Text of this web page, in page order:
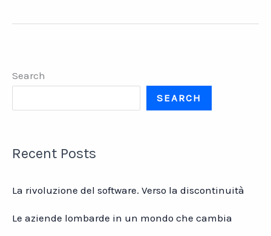
Genova
1972
Search
SEARCH
Recent Posts
La rivoluzione del software. Verso la discontinuità
Le aziende lombarde in un mondo che cambia